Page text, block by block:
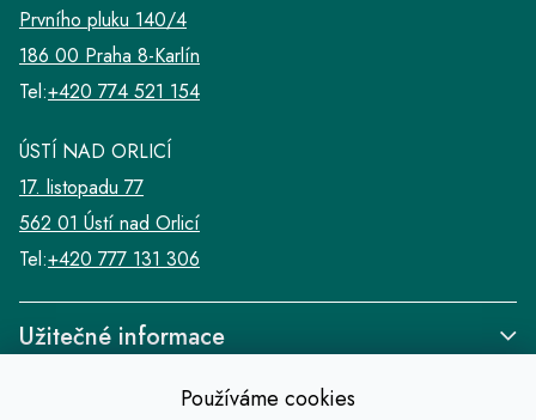
Používáme cookies
Užitečné informace
Prvního pluku 140/4
186 00 Praha 8-Karlín
Tel:+420 774 521 154
ÚSTÍ NAD ORLICÍ
17. listopadu 77
562 01 Ústí nad Orlicí
Tel:+420 777 131 306